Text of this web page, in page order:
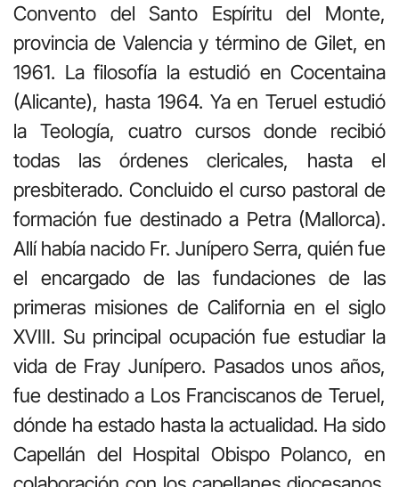
Convento del Santo Espíritu del Monte,
provincia de Valencia y término de Gilet, en
1961. La filosofía la estudió en Cocentaina
(Alicante), hasta 1964. Ya en Teruel estudió
la Teología, cuatro cursos donde recibió
todas las órdenes clericales, hasta el
presbiterado. Concluido el curso pastoral de
formación fue destinado a Petra (Mallorca).
Allí había nacido Fr. Junípero Serra, quién fue
el encargado de las fundaciones de las
primeras misiones de California en el siglo
XVIII. Su principal ocupación fue estudiar la
vida de Fray Junípero. Pasados unos años,
fue destinado a Los Franciscanos de Teruel,
dónde ha estado hasta la actualidad. Ha sido
Capellán del Hospital Obispo Polanco, en